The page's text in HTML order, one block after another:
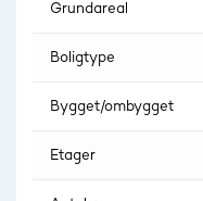
Grundareal
Boligtype
Bygget/ombygget
Etager